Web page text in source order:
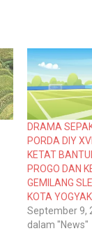
DRAMA
PORDA DIY
KETAT
PROGO DAN
GEMILANG
KOTA
September 9,
dalam "News"